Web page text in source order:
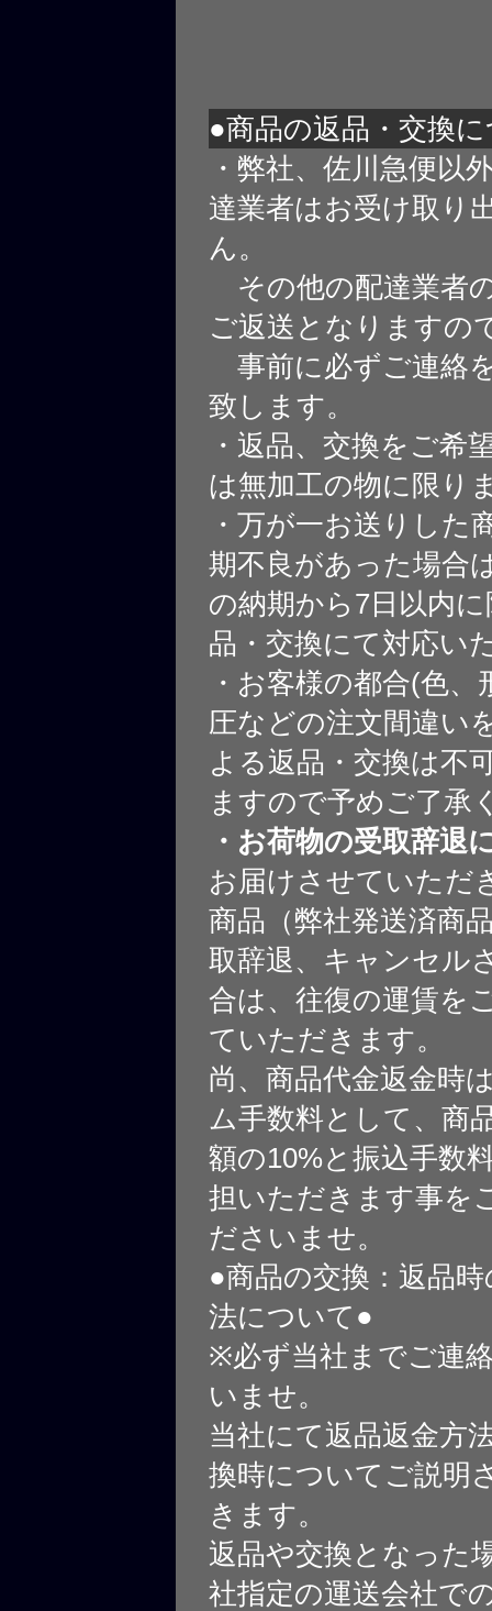
●商品の返品・交換
・弊社、佐川急便以
達業者はお受け取り
ん。
その他の配達業者
ご返送となりますの
事前に必ずご連絡
致します。
・返品、交換をご希
は無加工の物に限り
・万が一お送りした
期不良があった場合
の納期から7日以内
品・交換にて対応い
・お客様の都合(色、
圧などの注文間違い
よる返品・交換は不
ますので予めご了承
・お荷物の受取辞退
お届けさせていただ
商品（弊社発送済商
取辞退、キャンセル
合は、往復の運賃を
ていただきます。
尚、商品代金返金時
ム手数料として、商
額の10%と振込手数
担いただきます事を
ださいませ。
●商品の交換：返品
法について●
※必ず当社までご連
いませ。
当社にて返品返金方
換時についてご説明
きます。
返品や交換となった
社指定の運送会社で